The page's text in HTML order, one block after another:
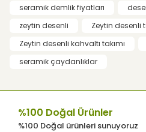
görüntülenemiyor.
Ürün açıklamasında
bulunuyor.
Bu ürüne benzer farklı
seramik demlik fiyatları
zeytin desenli
Zeytin desenli
Zeytin desenli kahvaltı takımı
seramik çaydanlıklar
%100 Doğal Ürünler
%100 Doğal ürünleri sunuyoruz